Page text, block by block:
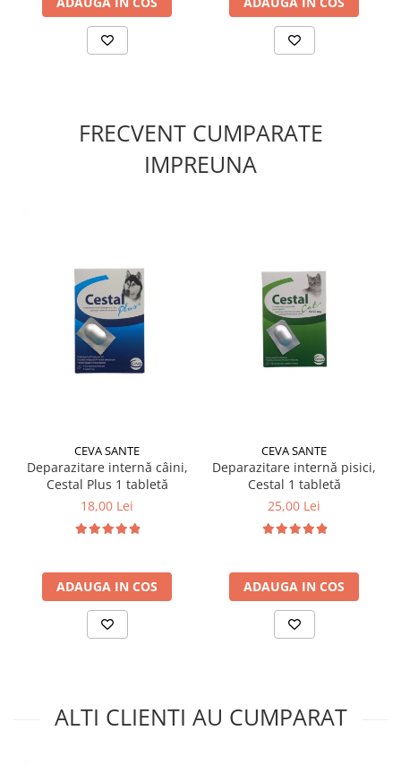
FRECVENT CUMPARATE
IMPREUNA
CEVA SANTE
Deparazitare internă câini,
Cestal Plus 1 tabletă
18,00 Lei
ADAUGA IN COS
CEVA SANTE
Deparazitare internă pisici,
Cestal 1 tabletă
25,00 Lei
ADAUGA IN COS
ALTI CLIENTI AU CUMPARAT